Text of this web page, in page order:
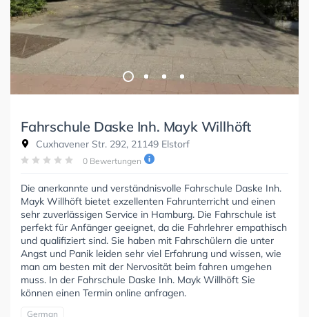
Fahrschule Daske Inh. Mayk Willhöft
Cuxhavener Str. 292, 21149 Elstorf
0 Bewertungen
Die anerkannte und verständnisvolle Fahrschule Daske Inh.
Mayk Willhöft bietet exzellenten Fahrunterricht und einen
sehr zuverlässigen Service in Hamburg. Die Fahrschule ist
perfekt für Anfänger geeignet, da die Fahrlehrer empathisch
und qualifiziert sind. Sie haben mit Fahrschülern die unter
Angst und Panik leiden sehr viel Erfahrung und wissen, wie
man am besten mit der Nervosität beim fahren umgehen
muss. In der Fahrschule Daske Inh. Mayk Willhöft Sie
können einen Termin online anfragen.
German